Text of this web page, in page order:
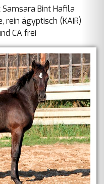
Bint Hafila
rein ägyptisch (KAIR)
CA frei